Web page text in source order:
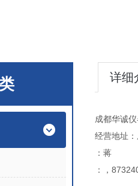
详细
成都华诚
经营地址
：蒋
：，